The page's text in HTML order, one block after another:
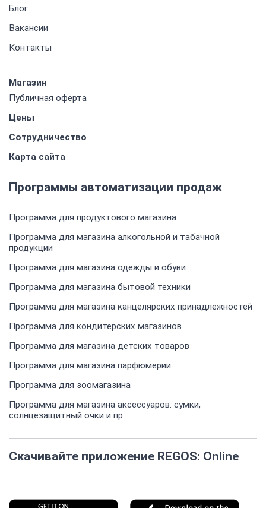
Блог
Вакансии
Контакты
Магазин
Публичная оферта
Цены
Сотрудничество
Карта сайта
Программы автоматизации продаж
Программа для продуктового магазина
Программа для магазина алкогольной и табачной
продукции
Программа для магазина одежды и обуви
Программа для магазина бытовой техники
Программа для магазина канцелярских принадлежностей
Программа для кондитерских магазинов
Программа для магазина детских товаров
Программа для магазина парфюмерии
Программа для зоомагазина
Программа для магазина аксессуаров: сумки,
солнцезащитный очки и пр.
Скачивайте приложение REGOS: Online